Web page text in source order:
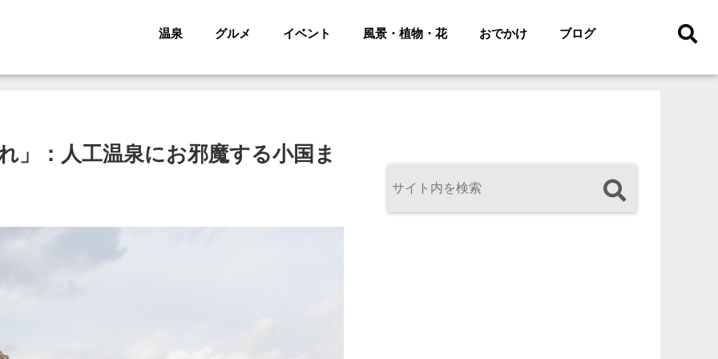
温泉 グルメ イベント 風景・植物・花 おでかけ ブログ
」：人工温泉にお邪魔する小国ま